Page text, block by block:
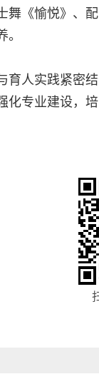
舞《愉悦》、
育人实践紧密
化专业建设，